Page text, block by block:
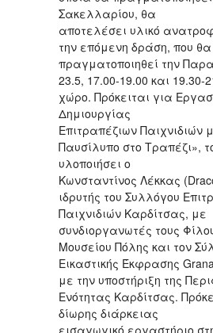
Σακελλαρίου, θα
αποτελέσει υλικό
την επόμενη δράση, που θα
πραγματοποιηθεί την
23.5, 17.00-19.00 και 19.30-
χώρο. Πρόκειται για
Δημιουργίας
Επιτραπέζιων Παιχνιδιών
Παυσίλυπο στο Τραπέζι»,
υλοποιήσει ο
Κωνσταντίνος Λέκκας
ιδρυτής του Συλλόγου
Παιχνιδιών Καρδίτσας, με
συνδιοργανωτές τους
Μουσείου Πόλης και τον
Εικαστικής Έκφρασης
με την υποστήριξη της
Ενότητας Καρδίτσας.
δίωρης διάρκειας
εισαγωγικό εργαστήριο